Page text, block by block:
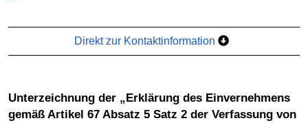
Direkt zur Kontaktinformation
Unterzeichnung der „Erklärung des Einvernehmens
gemäß Artikel 67 Absatz 5 Satz 2 der Verfassung von